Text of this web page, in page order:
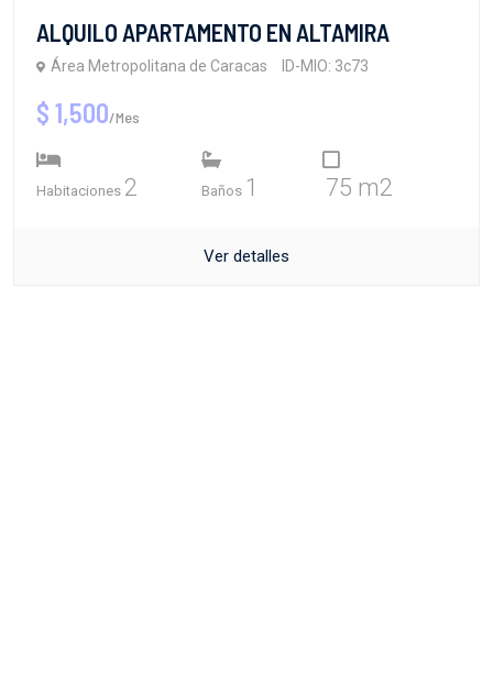
ALQUILO APARTAMENTO EN ALTAMIRA
Área Metropolitana de Caracas ID-MIO: 3c73
$ 1,500/Mes
Habitaciones 2 Baños 1 75 m2
Ver detalles